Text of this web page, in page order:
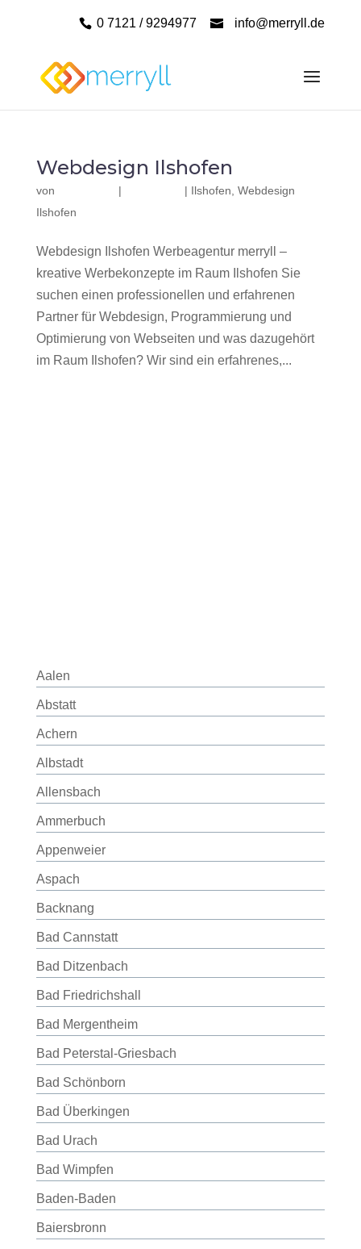
0 7121 / 9294977 info@merryll.de
Webdesign Ilshofen
von | | Ilshofen Webdesign
Ilshofen
Webdesign Ilshofen Werbeagentur merryll –
kreative Werbekonzepte im Raum Ilshofen Sie
suchen einen professionellen und erfahrenen
Partner für Webdesign, Programmierung und
Optimierung von Webseiten und was dazugehört
im Raum Ilshofen? Wir sind ein erfahrenes,...
Aalen
Abstatt
Achern
Albstadt
Allensbach
Ammerbuch
Appenweier
Aspach
Backnang
Bad Cannstatt
Bad Ditzenbach
Bad Friedrichshall
Bad Mergentheim
Bad Peterstal-Griesbach
Bad Schönborn
Bad Überkingen
Bad Urach
Bad Wimpfen
Baden-Baden
Baiersbronn